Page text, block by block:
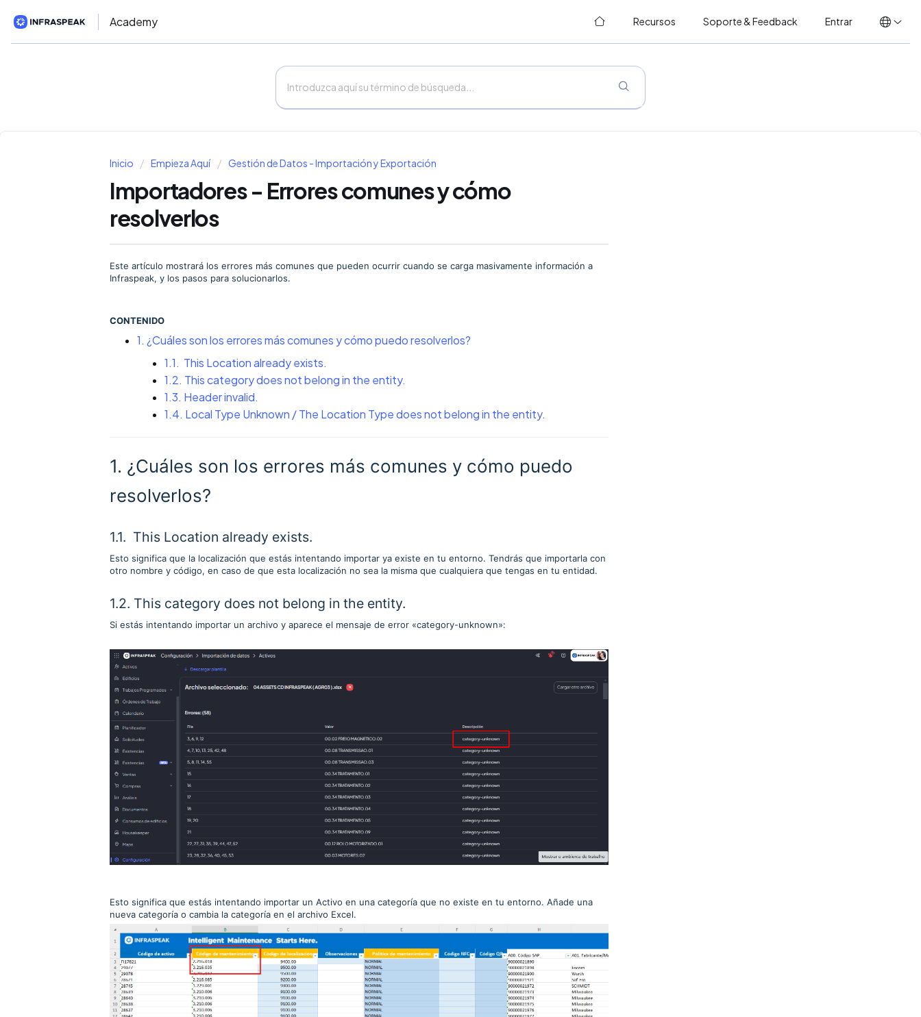
Academy Recursos Soporte & Feedback Entrar
Inicio Empieza Aquí Gestión de Datos - Importación y Exportación
Importadores - Errores comunes y cómo
resolverlos
Este artículo mostrará los errores más comunes que pueden ocurrir cuando se carga masivamente información a
Infraspeak, y los pasos para solucionarlos.
CONTENIDO
1. ¿Cuáles son los errores más comunes y cómo puedo resolverlos?
1.1. This Location already exists.
1.2. This category does not belong in the entity.
1.3. Header invalid.
1.4. Local Type Unknown / The Location Type does not belong in the entity.
1. ¿Cuáles son los errores más comunes y cómo puedo
resolverlos?
1.1. This Location already exists.
Esto significa que la localización que estás intentando importar ya existe en tu entorno. Tendrás que importarla con
otro nombre y código, en caso de que esta localización no sea la misma que cualquiera que tengas en tu entidad.
1.2. This category does not belong in the entity.
Si estás intentando importar un archivo y aparece el mensaje de error «category-unknown»:
Esto significa que estás intentando importar un Activo en una categoría que no existe en tu entorno. Añade una
nueva categoría o cambia la categoría en el archivo Excel.